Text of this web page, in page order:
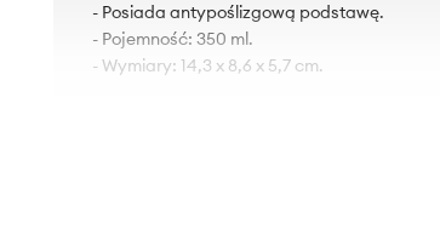
- Posiada antypoślizgową podstawę.
- Pojemność: 350 ml.
- Wymiary: 14,3 x 8,6 x 5,7 cm.